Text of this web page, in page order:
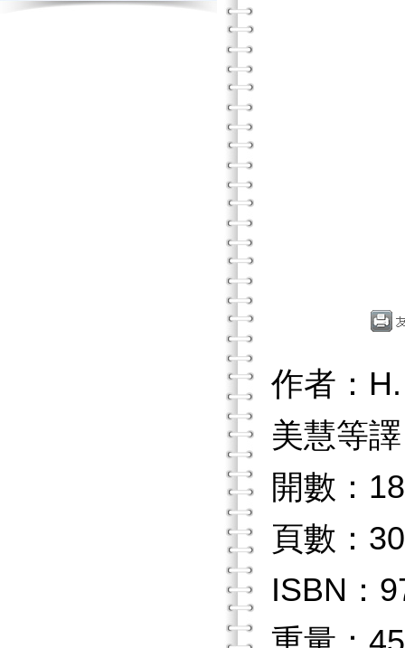
作者：
美慧等譯
開數：18
頁數：
ISBN：